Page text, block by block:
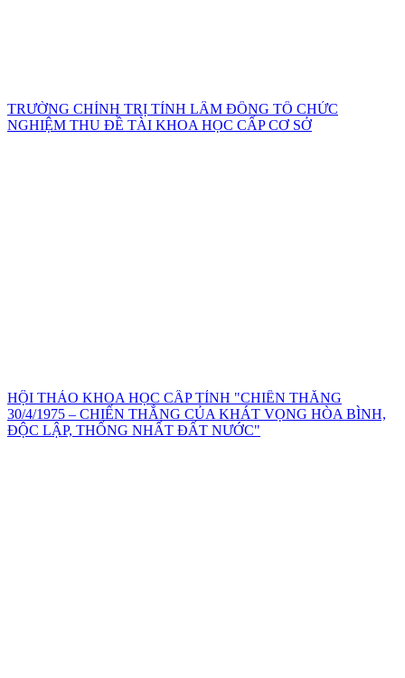
TRƯỜNG CHÍNH TRỊ TỈNH LÂM ĐỒNG TỔ CHỨC
NGHIỆM THU ĐỀ TÀI KHOA HỌC CẤP CƠ SỞ
HỘI THẢO KHOA HỌC CẤP TỈNH "CHIẾN THẮNG
30/4/1975 – CHIẾN THẮNG CỦA KHÁT VỌNG HÒA BÌNH,
ĐỘC LẬP, THỐNG NHẤT ĐẤT NƯỚC"